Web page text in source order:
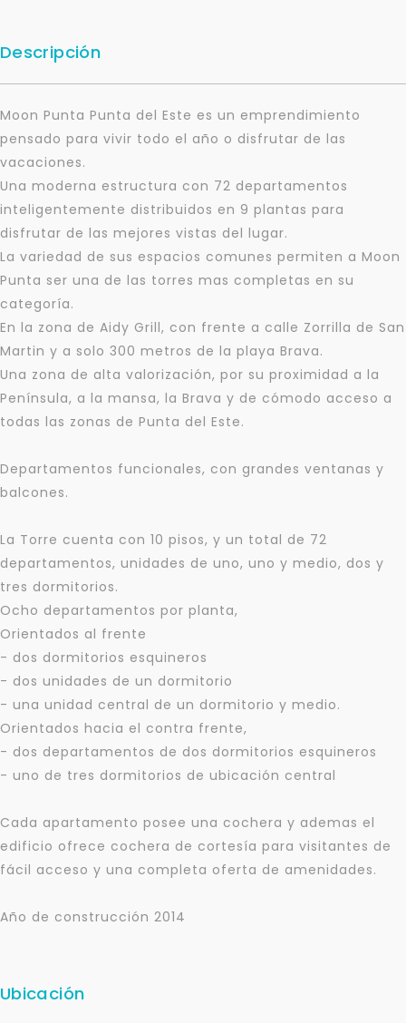
Descripción
Moon Punta Punta del Este es un emprendimiento
pensado para vivir todo el año o disfrutar de las
vacaciones.
Una moderna estructura con 72 departamentos
inteligentemente distribuidos en 9 plantas para
disfrutar de las mejores vistas del lugar.
La variedad de sus espacios comunes permiten a Moon
Punta ser una de las torres mas completas en su
categoría.
En la zona de Aidy Grill, con frente a calle Zorrilla de San
Martin y a solo 300 metros de la playa Brava.
Una zona de alta valorización, por su proximidad a la
Península, a la mansa, la Brava y de cómodo acceso a
todas las zonas de Punta del Este.
Departamentos funcionales, con grandes ventanas y
balcones.
La Torre cuenta con 10 pisos, y un total de 72
departamentos, unidades de uno, uno y medio, dos y
tres dormitorios.
Ocho departamentos por planta,
Orientados al frente
- dos dormitorios esquineros
- dos unidades de un dormitorio
- una unidad central de un dormitorio y medio.
Orientados hacia el contra frente,
- dos departamentos de dos dormitorios esquineros
- uno de tres dormitorios de ubicación central
Cada apartamento posee una cochera y ademas el
edificio ofrece cochera de cortesía para visitantes de
fácil acceso y una completa oferta de amenidades.
Año de construcción 2014
Ubicación
mejor y más rápido
Déjanos tus datos para identificar tu consulta en el
Tu nombre *